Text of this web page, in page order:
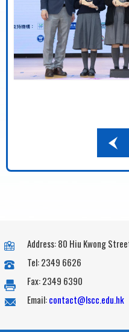
Address: 80 Hiu Kwong
Tel: 2349 6626
Fax: 2349 6390
Email:contact@lscc.edu.hk